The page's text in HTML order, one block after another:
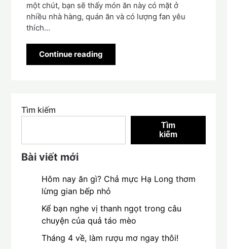
một chút, bạn sẽ thấy món ăn này có mặt ở
nhiều nhà hàng, quán ăn và có lượng fan yêu
thích…
Continue reading
Tìm kiếm
Tìm
kiếm
Bài viết mới
Hôm nay ăn gì? Chả mực Hạ Long thơm
lừng gian bếp nhỏ
Kể bạn nghe vị thanh ngọt trong câu
chuyện của quả táo mèo
Tháng 4 về, làm rượu mơ ngay thôi!